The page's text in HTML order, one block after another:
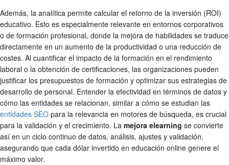
Además, la analítica permite calcular el retorno de la inversión (ROI)
educativo. Esto es especialmente relevante en entornos corporativos
o de formación profesional, donde la mejora de habilidades se traduce
directamente en un aumento de la productividad o una reducción de
costes. Al cuantificar el impacto de la formación en el rendimiento
laboral o la obtención de certificaciones, las organizaciones pueden
justificar los presupuestos de formación y optimizar sus estrategias de
desarrollo de personal. Entender la efectividad en términos de datos y
cómo las entidades se relacionan, similar a cómo se estudian las
entidades SEO para la relevancia en motores de búsqueda, es crucial
para la validación y el crecimiento. La mejora elearning se convierte
así en un ciclo continuo de datos, análisis, ajustes y validación,
asegurando que cada dólar invertido en educación online genere el
máximo valor.